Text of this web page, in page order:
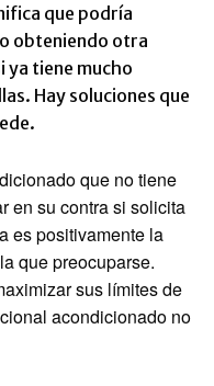
que podría
obteniendo otra
ya tiene mucho
Hay soluciones que
que no tiene
en su contra si solicita
es positivamente la
que preocuparse.
sus límites de
acondicionado no